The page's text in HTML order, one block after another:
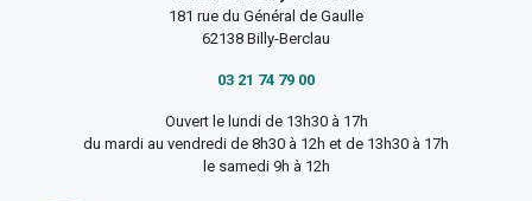
181 rue du Général de Gaulle
62138 Billy-Berclau
03 21 74 79 00
Ouvert le lundi de 13h30 à 17h
du mardi au vendredi de 8h30 à 12h et de 13h30 à 17h
le samedi 9h à 12h